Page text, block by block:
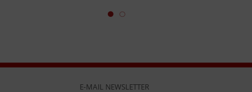
E-MAIL NEWSLETTER